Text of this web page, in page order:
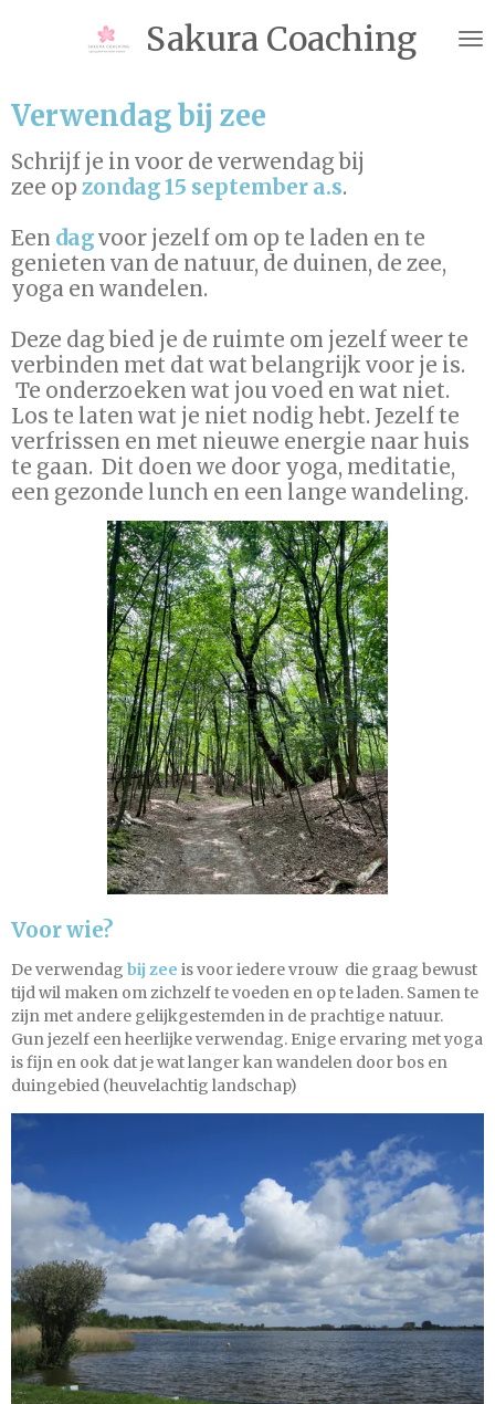
hoofdinhoud
Sakura Coaching
Verwendag bij zee
Schrijf je in voor de verwendag bij
zee op zondag 15 september a.s.
Een dagvoor jezelf om op te laden en te
genieten van de natuur, de duinen, de zee,
yoga en wandelen.
Deze dag bied je de ruimte om jezelf weer te
verbinden met dat wat belangrijk voor je is.
Te onderzoeken wat jou voed en wat niet.
Los te laten wat je niet nodig hebt. Jezelf te
verfrissen en met nieuwe energie naar huis
te gaan. Dit doen we door yoga, meditatie,
een gezonde lunch en een lange wandeling.
Voor wie?
De verwendag bij zee is voor iedere vrouw die graag bewust
tijd wil maken om zichzelf te voeden en op te laden. Samen te
zijn met andere gelijkgestemden in de prachtige natuur.
Gun jezelf een heerlijke verwendag. Enige ervaring met yoga
is fijn en ook dat je wat langer kan wandelen door bos en
duingebied (heuvelachtig landschap)